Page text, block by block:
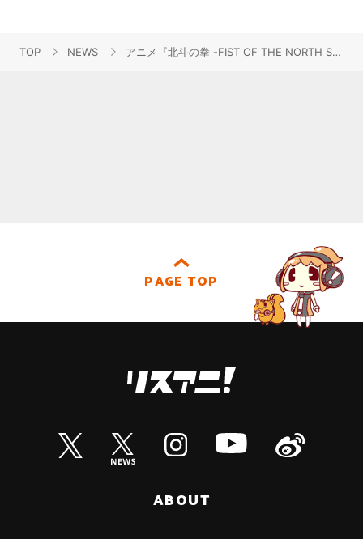
TOP NEWS アニメ『北斗の拳 -FIST OF THE NORTH STAR-』、[Alexandros]が歌うノンクレジットOP解禁!!
PAGE TOP
ABOUT